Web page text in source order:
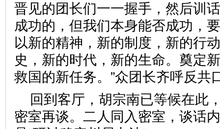
晋见的团长们一一握手，然后训
成功的，但我们本身能否成功，
以新的精神，新的制度，新的行
史，新的时代，新的生命。奠定
救国的新任务。”众团长齐呼反共
回到客厅，胡宗南已等候在此
密室再谈。二人同入密室，谈话